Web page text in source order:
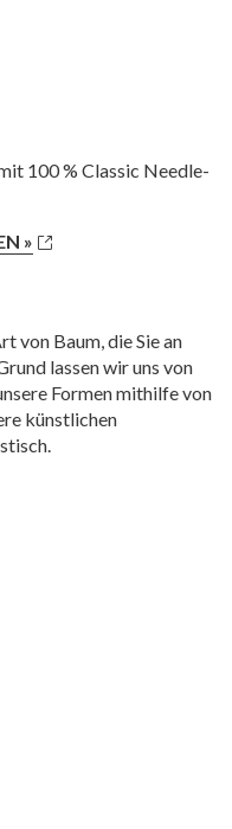
100 % Classic Needle-
»
von Baum, die Sie an
lassen wir uns von
Formen mithilfe von
künstlichen